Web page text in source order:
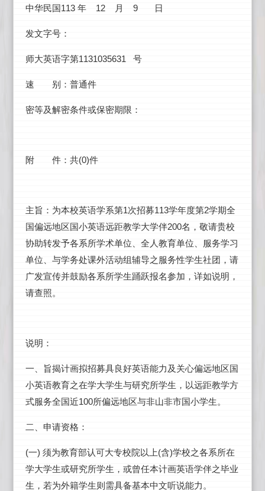
中华民国 113年 12 月 9 日
发文字号：
师大英语字第1131035631号
速 别：普通件
密等及解密条件或保密期限：
附 件：共(0)件
主旨：为本校英语学系第1次招募113学年度第2学期全
国偏远地区国小英语远距教学大学伴200名，敬请贵校
协助转发予各系所学术单位、全人教育单位、服务学习
单位、与学务处课外活动组辅导之服务性学生社团，请
广发宣传并鼓励各系所学生踊跃报名参加，详如说明，
请查照。
说明：
一、旨揭计画拟招募具良好英语能力及关心偏远地区国
小英语教育之在学大学生与研究所学生，以远距教学方
式服务全国近100所偏远地区与非山非市国小学生。
二、申请资格：
(一)须为教育部认可大专校院以上(含)学校之各系所在
学大学生或研究所学生，或曾任本计画英语学伴之毕业
生，若为外籍学生则需具备基本中文听说能力。